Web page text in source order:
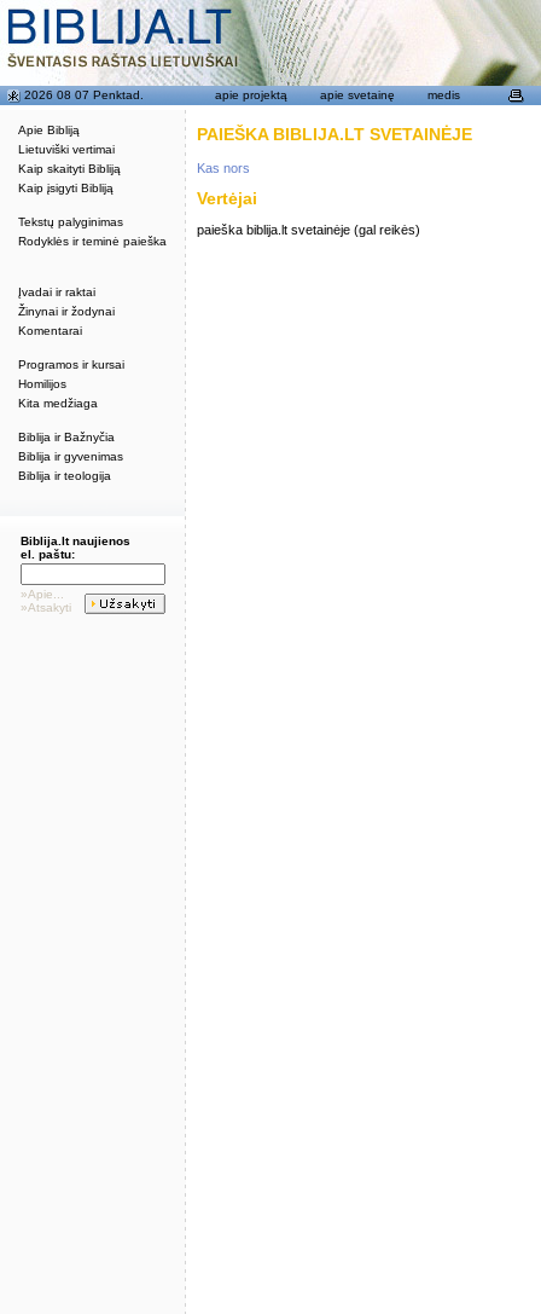
Apie Bibliją
Lietuviški vertimai
Kaip skaityti Bibliją
Kaip įsigyti Bibliją
Tekstų palyginimas
Rodyklės ir teminė paieška
Įvadai ir raktai
Žinynai ir žodynai
Komentarai
Programos ir kursai
Homilijos
Kita medžiaga
Biblija ir Bažnyčia
Biblija ir gyvenimas
Biblija ir teologija
2026 08 07 Penktad. apie projektą apie svetainę medis
Biblija.lt naujienos
el. paštu:
»Apie...
»Atsakyti
PAIEŠKA BIBLIJA.LT SVETAINĖJE
Kas nors
Vertėjai
paieška biblija.lt svetainėje (gal reikės)